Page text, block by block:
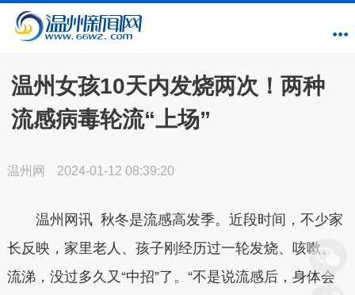
温州女孩10天内发烧两次！两种
流感病毒轮流“上场”
温州网 2024-01-12 08:39:20
温州网讯 秋冬是流感高发季。近段时间，不少家
长反映，家里老人、孩子刚经历过一轮发烧、咳嗽、
流涕，没过多久又“中招”了。“不是说流感后，身体会